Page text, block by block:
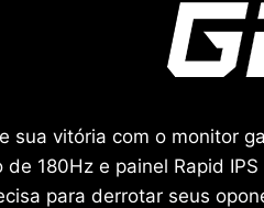
sua vitória com o monitor
de 180Hz e painel Rapid
para derrotar seus